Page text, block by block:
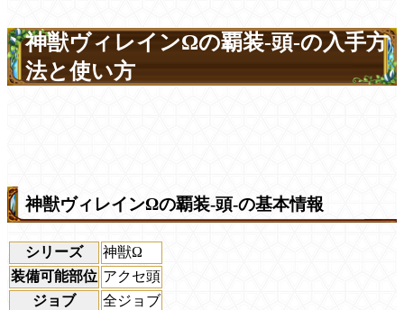
神獣ヴィレインΩの覇装-頭-の入手方
法と使い方
神獣ヴィレインΩの覇装-頭-の基本情報
シリーズ
神獣Ω
装備可能部位 アクセ頭
ジョブ
全ジョブ